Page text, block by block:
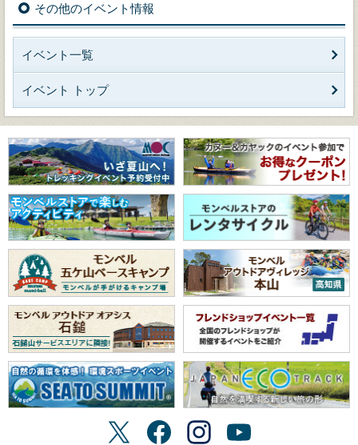
その他のイベント情報
イベント一覧
イベント トップ